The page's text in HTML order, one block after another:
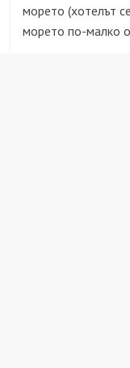
морето (хотелът
морето по-малко